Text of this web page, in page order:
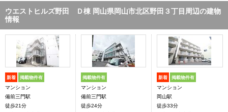
ウエストヒルズ野田 Ｄ棟 岡山県岡山市北区野田３丁目周辺の建物
情報
新着 掲載物件有
マンション
備前三門駅
徒歩21分
掲載物件有
マンション
備前三門駅
徒歩24分
新着 掲載物件有
マンション
岡山駅
徒歩33分